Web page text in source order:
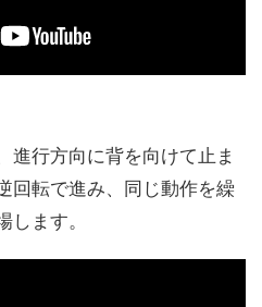
進行方向に背を向けて止ま
回転で進み、同じ動作を繰
します。